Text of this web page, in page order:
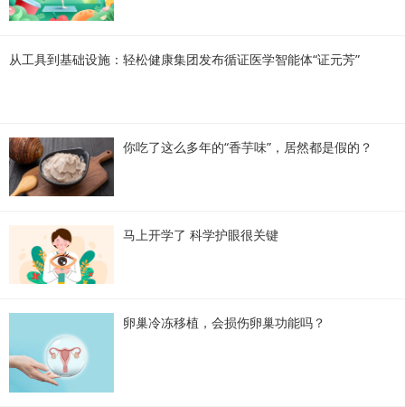
从工具到基础设施：轻松健康集团发布循证医学智能体“证元芳”
你吃了这么多年的“香芋味”，居然都是假的？
马上开学了 科学护眼很关键
卵巢冷冻移植，会损伤卵巢功能吗？